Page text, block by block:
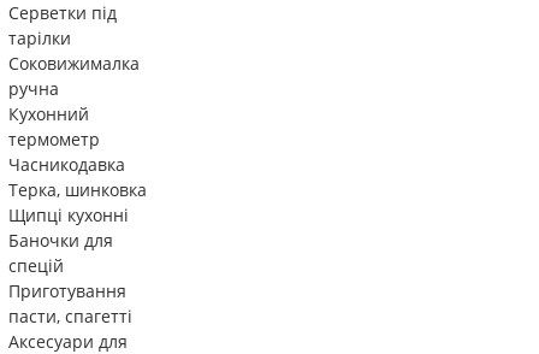
Серветки під
тарілки
Соковижималка
ручна
Кухонний
термометр
Часникодавка
Терка, шинковка
Щипці кухонні
Баночки для
спецій
Приготування
пасти, спагетті
Аксесуари для